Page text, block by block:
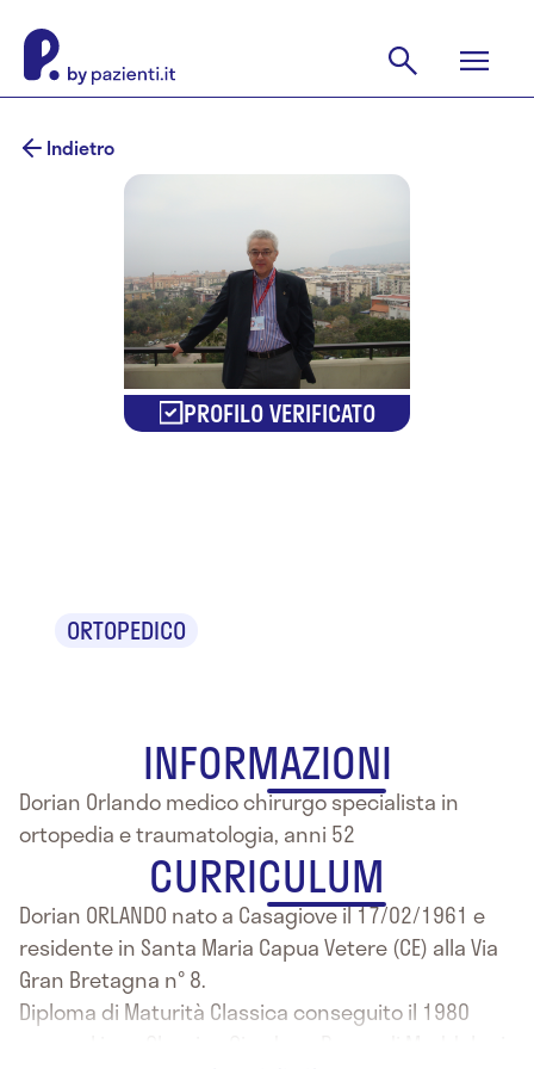
Indietro
PROFILO VERIFICATO
ORTOPEDICO
INFORMAZIONI
Dorian Orlando medico chirurgo specialista in
ortopedia e traumatologia, anni 52
CURRICULUM
Dorian ORLANDO nato a Casagiove il 17/02/1961 e
residente in Santa Maria Capua Vetere (CE) alla Via
Gran Bretagna n° 8.
Diploma di Maturità Classica conseguito il 1980